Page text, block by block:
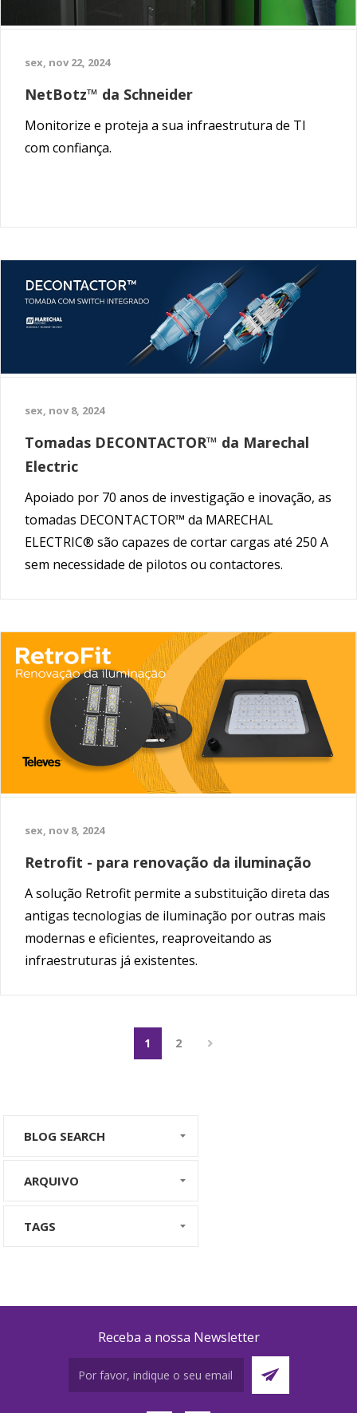
sex, nov 22, 2024
NetBotz™ da Schneider
Monitorize e proteja a sua infraestrutura de TI
com confiança.
sex, nov 8, 2024
Tomadas DECONTACTOR™ da Marechal
Electric
Apoiado por 70 anos de investigação e inovação, as
tomadas DECONTACTOR™ da MARECHAL
ELECTRIC® são capazes de cortar cargas até 250 A
sem necessidade de pilotos ou contactores.
sex, nov 8, 2024
Retrofit - para renovação da iluminação
A solução Retrofit permite a substituição direta das
antigas tecnologias de iluminação por outras mais
modernas e eficientes, reaproveitando as
infraestruturas já existentes.
1 2
BLOG SEARCH
ARQUIVO
TAGS
Receba a nossa Newsletter